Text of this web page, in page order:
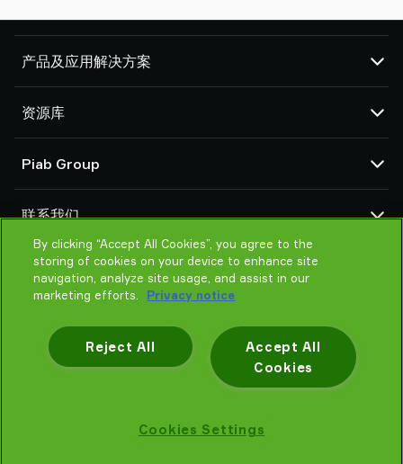
产品及应用解决方案
吸盘和软爪
机器人臂端工具 (EOAT) 部件
机器人和 Cobot 抓取解决方案
系统和解决方案配件
粉末和大颗粒物品真空输送机
资源库
产品在线配置
货物销售通用条款
隐私声明
Piab Group
组织结构
行为准则
Piab 新闻
联系我们
联系我们
找寻Piab 伙伴
常见问题
By clicking “Accept All Cookies”, you agree to the
storing of cookies on your device to enhance site
navigation, analyze site usage, and assist in our
marketing efforts.
Privacy notice
Accept All
Cookies
Reject All
Cookies Settings